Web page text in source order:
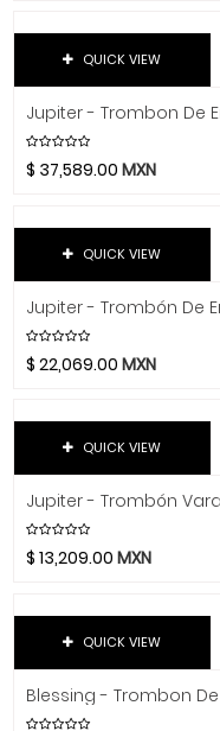
Corneta
Fagot
Flauta
Saxofón
Trombón
Trompeta
Guitarras
Percusiones
Platillos
Software
Celestion
Cerwin-Vega
Champion
Chicago Blues
Co2Crea
Cocoon Innovations
Conn-Selmer
Coreelo
CPK
D'Addario
Dave Smith
Db Technologies
Dictum
Digitech
Dixon
DJTT
QUICK VIEW
$ 37,589.00 MXN
QUICK VIEW
$22,069.00 MXN
QUICK VIEW
$13,209.00 MXN
QUICK VIEW